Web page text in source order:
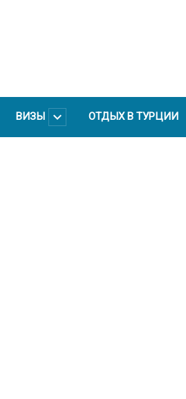
ВИЗЫ ОТДЫХ В ТУРЦИИ